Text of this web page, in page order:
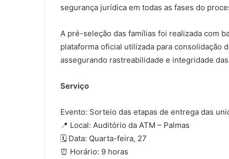
segurança jurídica em todas as fases do
A pré-seleção das famílias foi realizada com
plataforma oficial utilizada para consolidação
assegurando rastreabilidade e integridade
Serviço
Evento: Sorteio das etapas de entrega das
📍 Local: Auditório da ATM – Palmas
🗓️ Data: Quarta-feira, 27
⏰ Horário: 9 horas